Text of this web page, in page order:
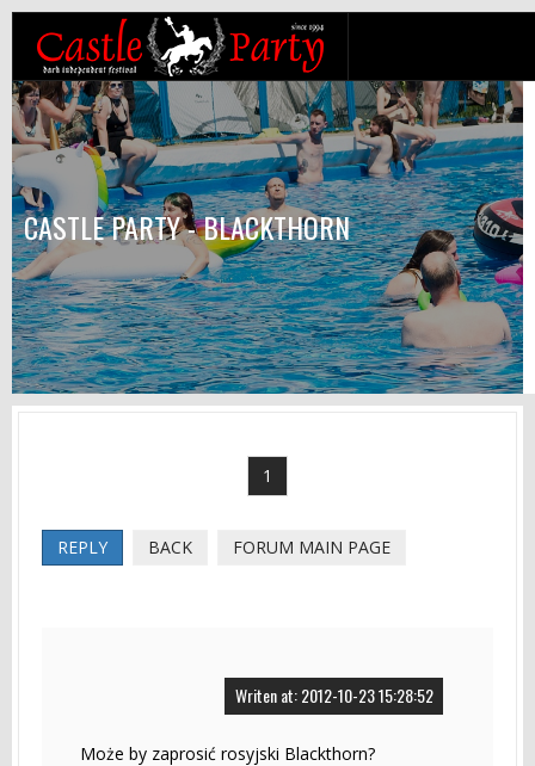
CASTLE PARTY - BLACKTHORN
1
REPLY BACK FORUM MAIN PAGE
Writen at: 2012-10-23 15:28:52
Może by zaprosić rosyjski Blackthorn?